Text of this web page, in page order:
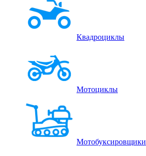
Квадроциклы
Мотоциклы
Мотобуксировщики